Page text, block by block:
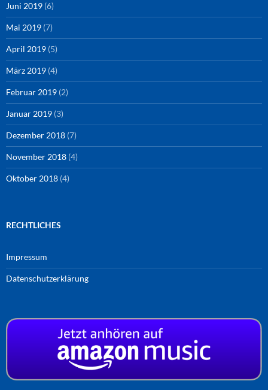
Juni 2019 (6)
Mai 2019 (7)
April 2019 (5)
März 2019 (4)
Februar 2019 (2)
Januar 2019 (3)
Dezember 2018 (7)
November 2018 (4)
Oktober 2018 (4)
RECHTLICHES
Impressum
Datenschutzerklärung